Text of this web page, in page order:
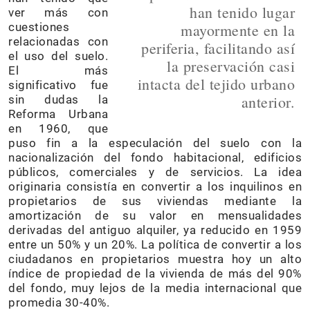
han tenido lugar
mayormente en la
periferia, facilitando así
la preservación casi
intacta del tejido urbano
anterior.
ver más con
cuestiones
relacionadas con
el uso del suelo.
El más
significativo fue
sin dudas la
Reforma Urbana
en 1960, que
puso fin a la especulación del suelo con la
nacionalización del fondo habitacional, edificios
públicos, comerciales y de servicios. La idea
originaria consistía en convertir a los inquilinos en
propietarios de sus viviendas mediante la
amortización de su valor en mensualidades
derivadas del antiguo alquiler, ya reducido en 1959
entre un 50% y un 20%. La política de convertir a los
ciudadanos en propietarios muestra hoy un alto
índice de propiedad de la vivienda de más del 90%
del fondo, muy lejos de la media internacional que
promedia 30-40%.